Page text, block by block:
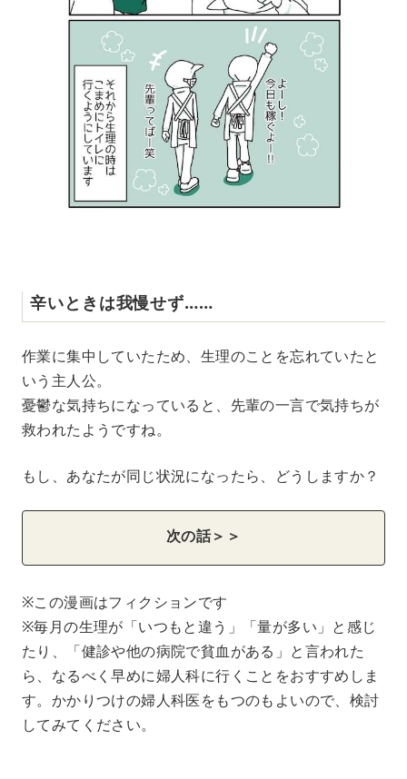
辛いときは我慢せず……
作業に集中していたため、生理のことを忘れていたと
いう主人公。
憂鬱な気持ちになっていると、先輩の一言で気持ちが
救われたようですね。
もし、あなたが同じ状況になったら、どうしますか？
次の話＞＞
※この漫画はフィクションです
※毎月の生理が「いつもと違う」「量が多い」と感じ
たり、「健診や他の病院で貧血がある」と言われた
ら、なるべく早めに婦人科に行くことをおすすめしま
す。かかりつけの婦人科医をもつのもよいので、検討
してみてください。